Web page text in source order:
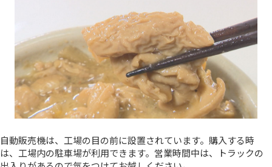
自動販売機は、工場の目の前に設置されています。購入する時
は、工場内の駐車場が利用できます。営業時間中は、トラックの